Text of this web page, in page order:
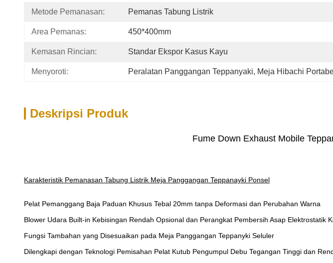
Metode Pemanasan: Pemanas Tabung Listrik
Area Pemanas: 450*400mm
Kemasan Rincian: Standar Ekspor Kasus Kayu
Menyoroti: Peralatan Panggangan Teppanyaki, Meja Hibachi
Deskripsi Produk
Fume Down Exhaust Mobile
Karakteristik Pemanasan Tabung Listrik Meja Panggangan Teppanayki Ponsel
Pelat Pemanggang Baja Paduan Khusus Tebal 20mm tanpa Deformasi dan Perubahan Warna
Blower Udara Built-in Kebisingan Rendah Opsional dan Perangkat Pembersih Asap Elektrostatik
Fungsi Tambahan yang Disesuaikan pada Meja Panggangan Teppanyki Seluler
Dilengkapi dengan Teknologi Pemisahan Pelat Kutub Pengumpul Debu Tegangan Tinggi dan